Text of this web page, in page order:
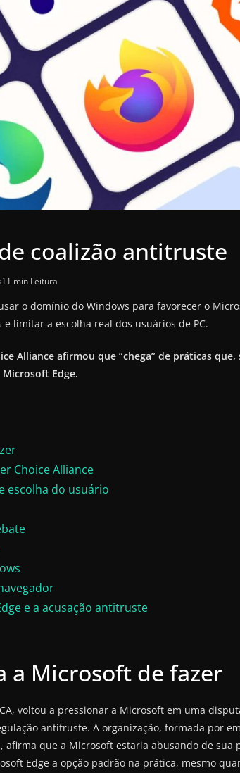
coalizão antitruste
11 min Leitura
o domínio do Windows para favorecer o
limitar a escolha real dos usuários de PC.
Alliance afirmou que “chega” de práticas que,
Edge.
Choice Alliance
escolha do usuário
e a acusação antitruste
a Microsoft de fazer
voltou a pressionar a Microsoft em uma
antitruste. A organização, formada por
afirma que a Microsoft estaria abusando de sua
Edge a opção padrão na prática, mesmo